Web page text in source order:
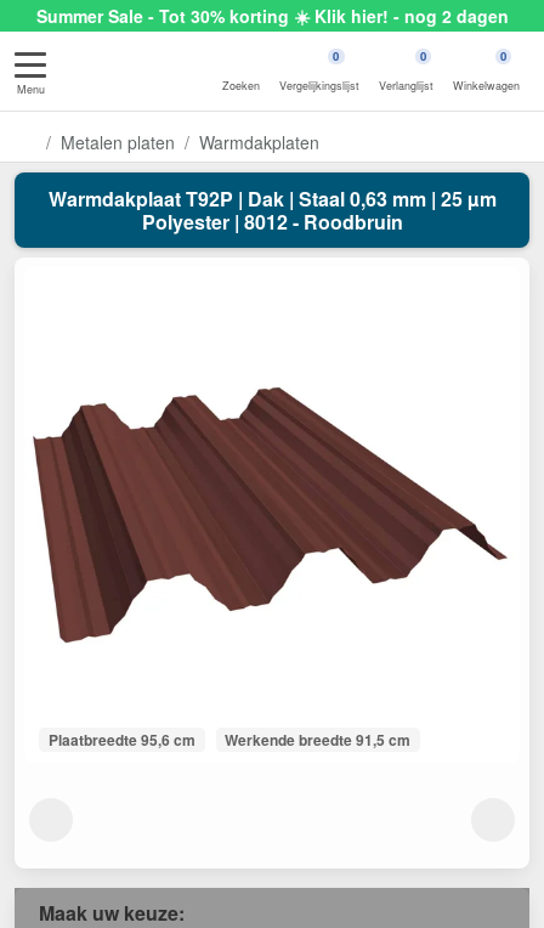
Summer Sale - Tot 30% korting ☀️ Klik hier! - nog 2 dagen
Menu Zoeken
0
Vergelijkingslijst
0
Verlanglijst
0
Winkelwagen
Metalen platen Warmdakplaten
Warmdakplaat T92P | Dak | Staal 0,63 mm | 25 µm
Polyester | 8012 - Roodbruin
Plaatbreedte 95,6 cm Werkende breedte 91,5 cm
Maak uw keuze: